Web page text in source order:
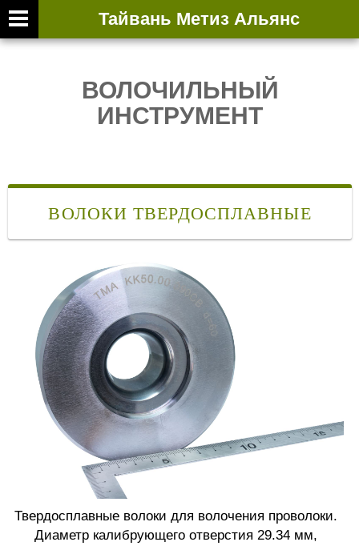
Тайвань Метиз Альянс
ВОЛОЧИЛЬНЫЙ
ИНСТРУМЕНТ
ВОЛОКИ ТВЕРДОСПЛАВНЫЕ
Твердосплавные волоки для волочения проволоки.
Диаметр калибрующего отверстия 29.34 мм,